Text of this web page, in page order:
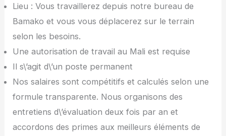
Lieu : Vous travaillerez depuis notre bureau de
Bamako et vous vous déplacerez sur le terrain
selon les besoins.
Une autorisation de travail au Mali est requise
Il s\’agit d\’un poste permanent
Nos salaires sont compétitifs et calculés selon une
formule transparente. Nous organisons des
entretiens d\’évaluation deux fois par an et
accordons des primes aux meilleurs éléments de